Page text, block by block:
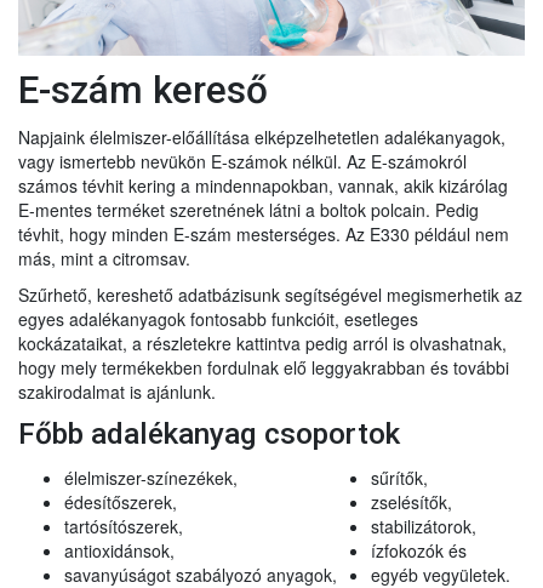
E-szám kereső
Napjaink élelmiszer-előállítása elképzelhetetlen adalékanyagok,
vagy ismertebb nevükön E-számok nélkül. Az E-számokról
számos tévhit kering a mindennapokban, vannak, akik kizárólag
E-mentes terméket szeretnének látni a boltok polcain. Pedig
tévhit, hogy minden E-szám mesterséges. Az E330 például nem
más, mint a citromsav.
Szűrhető, kereshető adatbázisunk segítségével megismerhetik az
egyes adalékanyagok fontosabb funkcióit, esetleges
kockázataikat, a részletekre kattintva pedig arról is olvashatnak,
hogy mely termékekben fordulnak elő leggyakrabban és további
szakirodalmat is ajánlunk.
Főbb adalékanyag csoportok
élelmiszer-színezékek,
édesítőszerek,
tartósítószerek,
antioxidánsok,
savanyúságot szabályozó anyagok,
sűrítők,
zselésítők,
stabilizátorok,
ízfokozók és
egyéb vegyületek.